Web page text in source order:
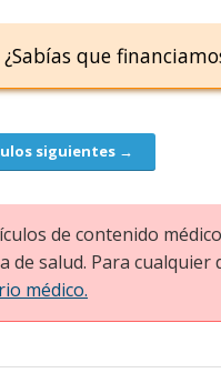
¿Sabías que
siguientes →
de contenido
de salud. Para
médico.